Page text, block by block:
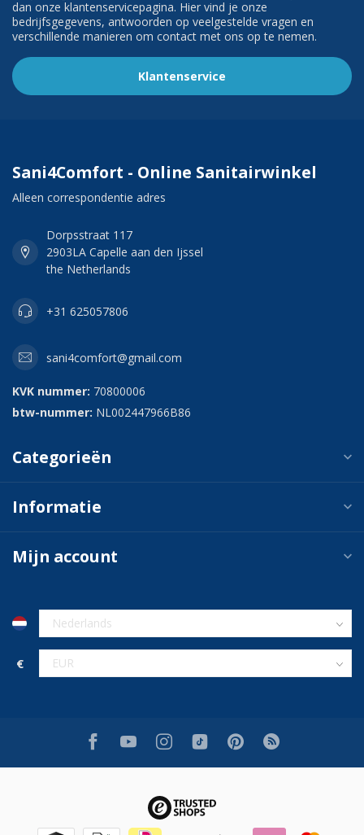
dan onze klantenservicepagina. Hier vind je onze
bedrijfsgegevens, antwoorden op veelgestelde vragen en
verschillende manieren om contact met ons op te nemen.
Klantenservice
Sani4Comfort - Online Sanitairwinkel
Alleen correspondentie adres
Dorpsstraat 117
2903LA Capelle aan den Ijssel
the Netherlands
+31 625057806
sani4comfort@gmail.com
KVK nummer: 70800006
btw-nummer: NL002447966B86
Categorieën
Informatie
Mijn account
€